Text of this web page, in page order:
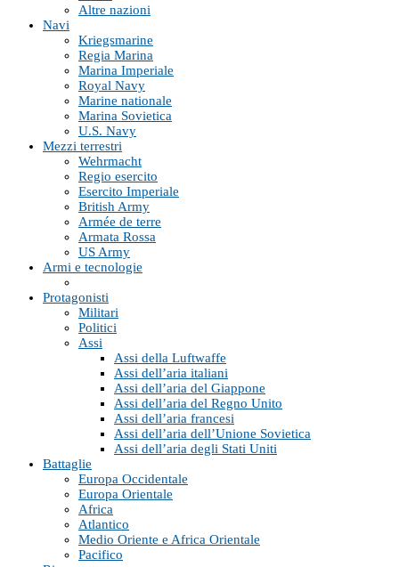
Altre nazioni
Navi
Kriegsmarine
Regia Marina
Marina Imperiale
Royal Navy
Marine nationale
Marina Sovietica
U.S. Navy
Mezzi terrestri
Wehrmacht
Regio esercito
Esercito Imperiale
British Army
Armée de terre
Armata Rossa
US Army
Armi e tecnologie
Protagonisti
Militari
Politici
Assi
Assi della Luftwaffe
Assi dell’aria italiani
Assi dell’aria del Giappone
Assi dell’aria del Regno Unito
Assi dell’aria francesi
Assi dell’aria dell’Unione Sovietica
Assi dell’aria degli Stati Uniti
Battaglie
Europa Occidentale
Europa Orientale
Africa
Atlantico
Medio Oriente e Africa Orientale
Pacifico